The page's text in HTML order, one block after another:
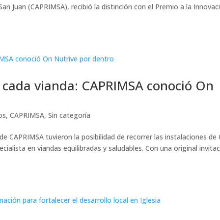
Juan (CAPRIMSA), recibió la distinción con el Premio a la
vianda: CAPRIMSA conoció On
,CAPRIMSA,Sin categoría
CAPRIMSA tuvieron la posibilidad de recorrer las instalaciones de
en viandas equilibradas y saludables. Con una original